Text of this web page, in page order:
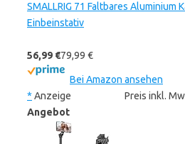
SMALLRIG 71 Faltbares Aluminium
Einbeinstativ
56,99 €79,99 €
Bei Amazon ansehen
* Anzeige
Preis inkl.
Angebot